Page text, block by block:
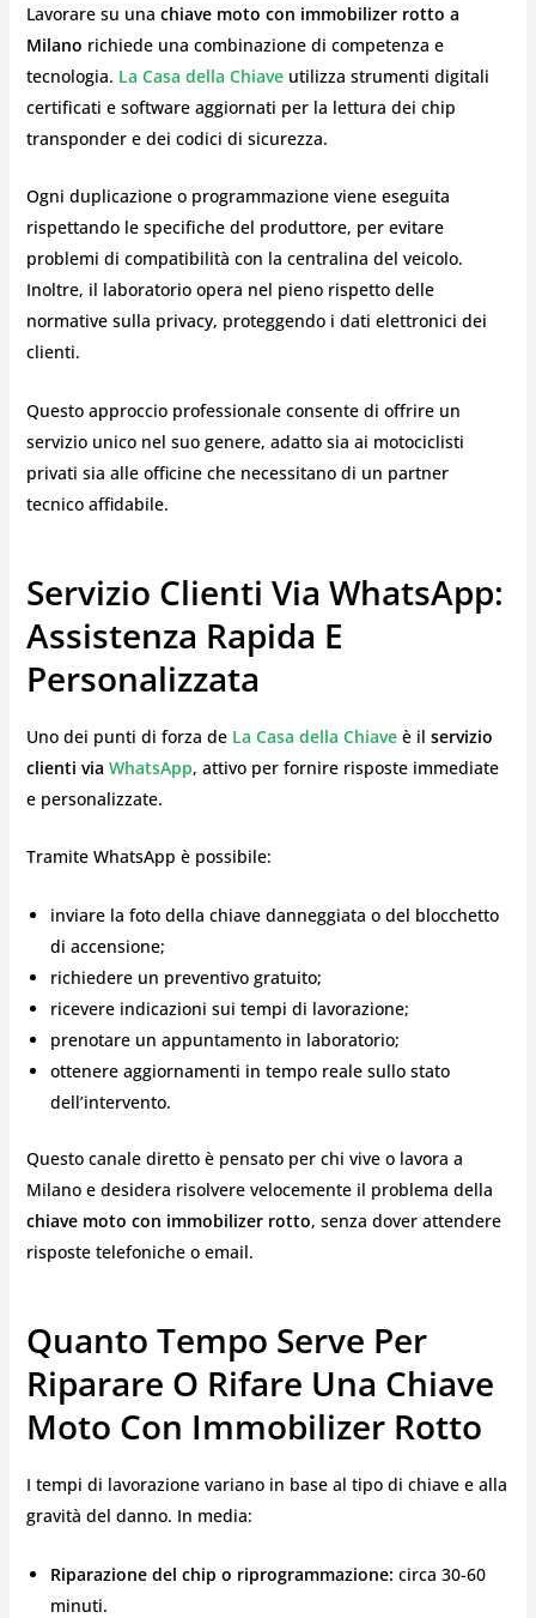
Lavorare su una chiave moto con immobilizer rotto a
Milano richiede una combinazione di competenza e
tecnologia. La Casa della Chiave utilizza strumenti digitali
certificati e software aggiornati per la lettura dei chip
transponder e dei codici di sicurezza.
Ogni duplicazione o programmazione viene eseguita
rispettando le specifiche del produttore, per evitare
problemi di compatibilità con la centralina del veicolo.
Inoltre, il laboratorio opera nel pieno rispetto delle
normative sulla privacy, proteggendo i dati elettronici dei
clienti.
Questo approccio professionale consente di offrire un
servizio unico nel suo genere, adatto sia ai motociclisti
privati sia alle officine che necessitano di un partner
tecnico affidabile.
Servizio Clienti Via WhatsApp:
Assistenza Rapida E
Personalizzata
Uno dei punti di forza de La Casa della Chiaveè il servizio
clienti via WhatsApp, attivo per fornire risposte immediate
e personalizzate.
Tramite WhatsApp è possibile:
inviare la foto della chiave danneggiata o del blocchetto
di accensione;
richiedere un preventivo gratuito;
ricevere indicazioni sui tempi di lavorazione;
prenotare un appuntamento in laboratorio;
ottenere aggiornamenti in tempo reale sullo stato
dell’intervento.
Questo canale diretto è pensato per chi vive o lavora a
Milano e desidera risolvere velocemente il problema della
chiave moto con immobilizer rotto, senza dover attendere
risposte telefoniche o email.
Quanto Tempo Serve Per
Riparare O Rifare Una Chiave
Moto Con Immobilizer Rotto
I tempi di lavorazione variano in base al tipo di chiave e alla
gravità del danno. In media:
Riparazione del chip o riprogrammazione: circa 30-60
minuti.